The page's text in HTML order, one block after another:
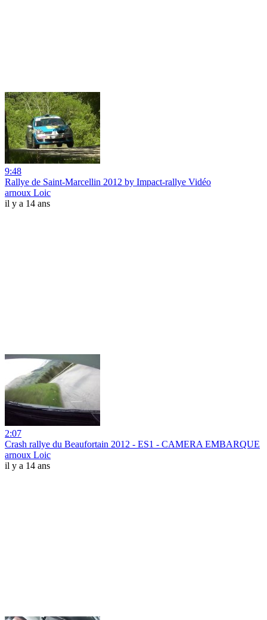
9:48
Rallye de Saint-Marcellin 2012 by Impact-rallye Vidéo
arnoux Loic
il y a 14 ans
2:07
Crash rallye du Beaufortain 2012 - ES1 - CAMERA EMBARQUE
arnoux Loic
il y a 14 ans